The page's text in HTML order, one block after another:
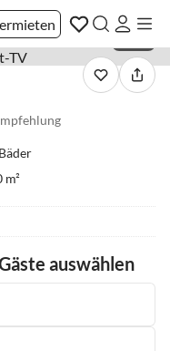
m²
auswählen